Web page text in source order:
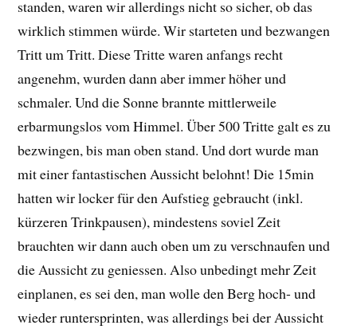
standen, waren wir allerdings nicht so sicher, ob das
wirklich stimmen würde. Wir starteten und bezwangen
Tritt um Tritt. Diese Tritte waren anfangs recht
angenehm, wurden dann aber immer höher und
schmaler. Und die Sonne brannte mittlerweile
erbarmungslos vom Himmel. Über 500 Tritte galt es zu
bezwingen, bis man oben stand. Und dort wurde man
mit einer fantastischen Aussicht belohnt! Die 15min
hatten wir locker für den Aufstieg gebraucht (inkl.
kürzeren Trinkpausen), mindestens soviel Zeit
brauchten wir dann auch oben um zu verschnaufen und
die Aussicht zu geniessen. Also unbedingt mehr Zeit
einplanen, es sei den, man wolle den Berg hoch- und
wieder runtersprinten, was allerdings bei der Aussicht